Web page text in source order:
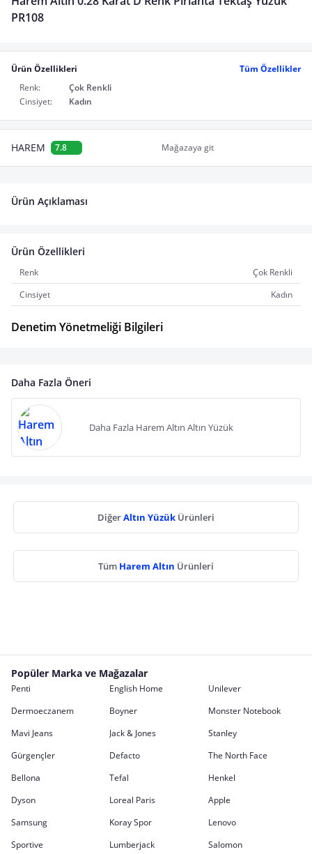
PR108
Ürün Özellikleri
Tüm Özellikler
Renk:
Çok Renkli
Cinsiyet:
Kadın
HAREM 7.8 Mağazaya git
Ürün Açıklaması
Ürün Özellikleri
Renk
Çok Renkli
Cinsiyet
Kadın
Denetim Yönetmeliği Bilgileri
Daha Fazla Öneri
Daha Fazla Harem Altın Altın Yüzük
DiğerAltın Yüzük Ürünleri
Tüm Harem Altın Ürünleri
Popüler Marka ve Mağazalar
Penti English Home
Unilever
Dermoeczanem
Boyner
Monster Notebook
Mavi Jeans
Jack & Jones
Stanley
Gürgençler
Defacto
The North Face
Bellona
Tefal
Henkel
Dyson
Loreal Paris
Apple
Samsung
Koray Spor
Lenovo
Sportive
Lumberjack Salomon